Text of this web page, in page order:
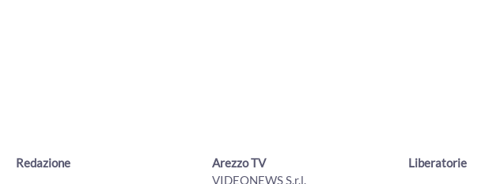
Redazione
Arezzo TV
VIDEONEWS S.r.l.
Liberatorie